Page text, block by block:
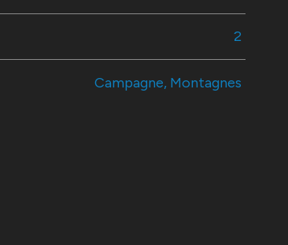
2
Campagne, Montagnes